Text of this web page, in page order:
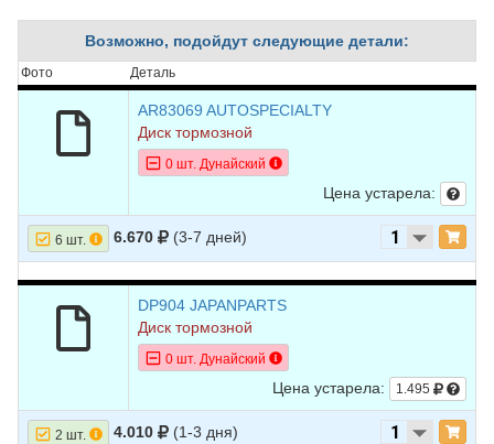
Возможно, подойдут следующие детали:
Фото Деталь
AR83069 AUTOSPECIALTY
Диск тормозной
0 шт. Дунайский
Цена устарела:
6 шт. 6.670 (3-7 дней)
DP904 JAPANPARTS
Диск тормозной
0 шт. Дунайский
Цена устарела: 1.495
2 шт. 4.010 (1-3 дня)